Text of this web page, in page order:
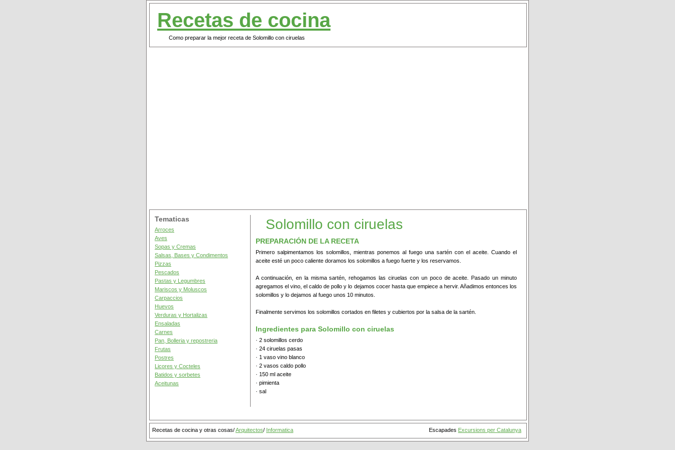
Recetas de cocina
Como preparar la mejor receta de Solomillo con ciruelas
Tematicas
Arroces
Aves
Sopas y Cremas
Salsas, Bases y Condimentos
Pizzas
Pescados
Pastas y Legumbres
Mariscos y Moluscos
Carpaccios
Huevos
Verduras y Hortalizas
Ensaladas
Carnes
Pan, Bolleria y repostreria
Frutas
Postres
Licores y Cocteles
Batidos y sorbetes
Aceitunas
Solomillo con ciruelas
PREPARACIÓN DE LA RECETA
Primero salpimentamos los solomillos, mientras ponemos al fuego una sartén con el aceite. Cuando el
aceite esté un poco caliente doramos los solomillos a fuego fuerte y los reservamos.
A continuación, en la misma sartén, rehogamos las ciruelas con un poco de aceite. Pasado un minuto
agregamos el vino, el caldo de pollo y lo dejamos cocer hasta que empiece a hervir. Añadimos entonces los
solomillos y lo dejamos al fuego unos 10 minutos.
Finalmente servimos los solomillos cortados en filetes y cubiertos por la salsa de la sartén.
Ingredientes para Solomillo con ciruelas
· 2 solomillos cerdo
· 24 ciruelas pasas
· 1 vaso vino blanco
· 2 vasos caldo pollo
· 150 ml aceite
· pimienta
· sal
Recetas de cocina y otras cosas/Arquitectos/ Informatica Escapades Excursions per Catalunya